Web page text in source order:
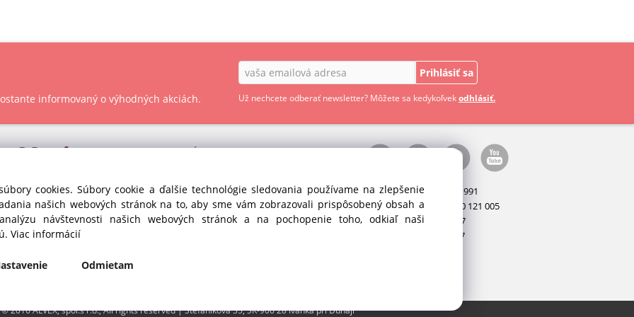
informovaný o výhodných akciách.
Prihlásiť sa
Už nechcete odberať newsletter? Môžete sa kedykoľvekodhlásiť.
Market
pri Dunaji (SC)
OBCHODNÉ PODMIENKY - SPOTREBITEĽ
OCHRANA OSOBNÝCH ÚDAJOV GDPR
Manažér:+421 911 031 991
Príslušenstvo:
+421 910 121 005
Stroje:+421 903 404 067
+421 903 404 047
2016 ALVEX, spol.s r.o., All rights reserved | Štefánikova 35, SK-900 28 Ivanka pri Dunaji
cookies. Súbory cookie a ďalšie technológie sledovania používame na zlepšenie
našich webových stránok na to, aby sme vám zobrazovali prispôsobený obsah a
návštevnosti našich webových stránok a na pochopenie toho, odkiaľ naši
Viac informácií
Odmietam